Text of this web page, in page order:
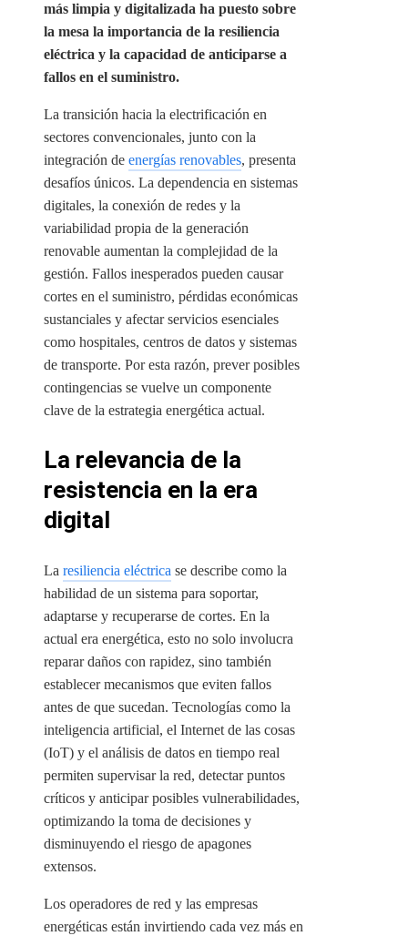
más limpia y digitalizada ha puesto sobre
la mesa la importancia de la resiliencia
eléctrica y la capacidad de anticiparse a
fallos en el suministro.
La transición hacia la electrificación en
sectores convencionales, junto con la
integración de energías renovables, presenta
desafíos únicos. La dependencia en sistemas
digitales, la conexión de redes y la
variabilidad propia de la generación
renovable aumentan la complejidad de la
gestión. Fallos inesperados pueden causar
cortes en el suministro, pérdidas económicas
sustanciales y afectar servicios esenciales
como hospitales, centros de datos y sistemas
de transporte. Por esta razón, prever posibles
contingencias se vuelve un componente
clave de la estrategia energética actual.
La relevancia de la
resistencia en la era
digital
La resiliencia eléctrica se describe como la
habilidad de un sistema para soportar,
adaptarse y recuperarse de cortes. En la
actual era energética, esto no solo involucra
reparar daños con rapidez, sino también
establecer mecanismos que eviten fallos
antes de que sucedan. Tecnologías como la
inteligencia artificial, el Internet de las cosas
(IoT) y el análisis de datos en tiempo real
permiten supervisar la red, detectar puntos
críticos y anticipar posibles vulnerabilidades,
optimizando la toma de decisiones y
disminuyendo el riesgo de apagones
extensos.
Los operadores de red y las empresas
energéticas están invirtiendo cada vez más en